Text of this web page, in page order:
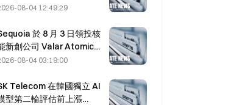
成本在主流 AI 模型中最
08-04 12:49:29
於 8 月 3 日領投核
新創公司 Valar Atomics
的 $1B 股權融資輪
08-04 03:19:00
Telecom 在韓國獨立 AI
型第二輪評估前上漲